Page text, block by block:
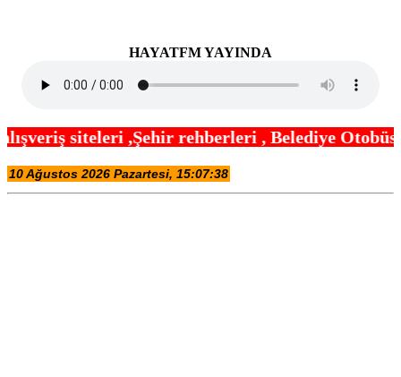
HAYATFM YAYINDA
,Şehir rehberleri , Belediye